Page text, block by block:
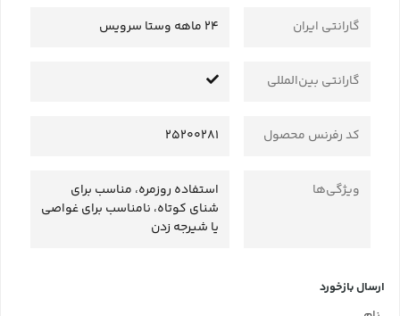
گارانتی ایران 24 ماهه وستا سرویس
گارانتی بین‌المللی
کد رفرنس محصول 25200281
ویژگی‌ها
استفاده روزمره، مناسب برای
شنای کوتاه، نامناسب برای غواصی
یا شیرجه زدن
ارسال بازخورد